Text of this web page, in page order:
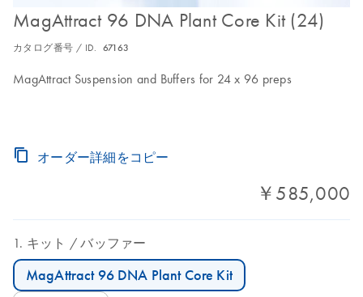
MagAttract 96 DNA Plant Core Kit (24)
カタログ番号 / ID. 67163
MagAttract Suspension and Buffers for 24 x 96 preps
オーダー詳細をコピー
￥585,000
キット バッファー
MagAttract 96 DNA Plant Core Kit